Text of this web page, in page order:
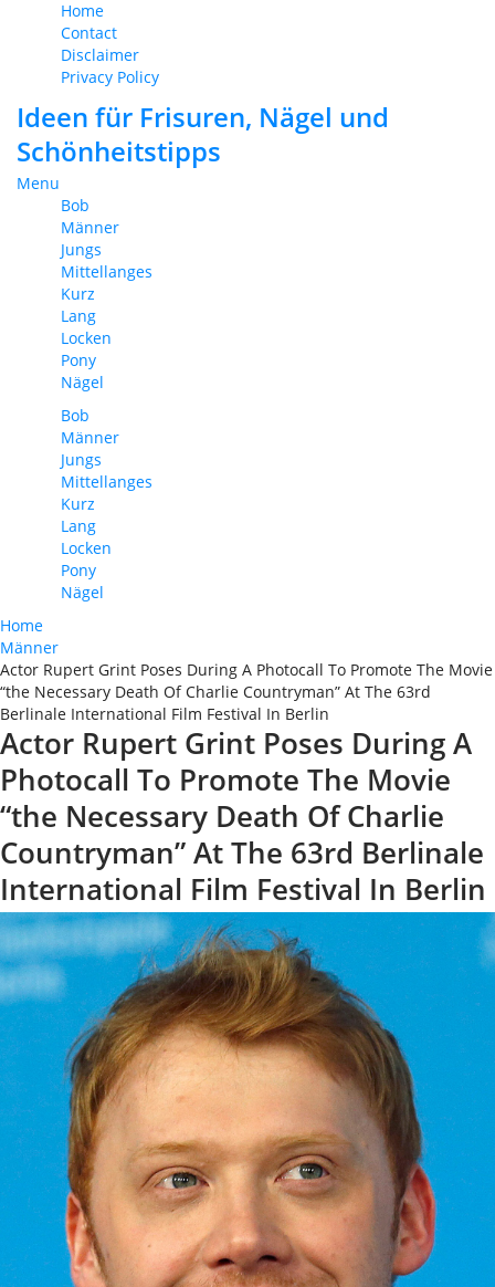
Home
Contact
Disclaimer
Privacy Policy
Ideen für Frisuren, Nägel und
Schönheitstipps
Menu
Bob
Männer
Jungs
Mittellanges
Kurz
Lang
Locken
Pony
Nägel
Bob
Männer
Jungs
Mittellanges
Kurz
Lang
Locken
Pony
Nägel
Home
Männer
Actor Rupert Grint Poses During A Photocall To Promote The Movie
“the Necessary Death Of Charlie Countryman” At The 63rd
Berlinale International Film Festival In Berlin
Actor Rupert Grint Poses During A
Photocall To Promote The Movie
“the Necessary Death Of Charlie
Countryman” At The 63rd Berlinale
International Film Festival In Berlin